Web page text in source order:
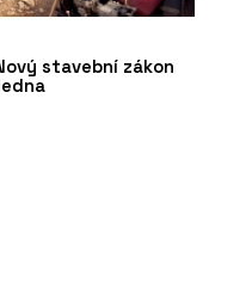
stavební zákon